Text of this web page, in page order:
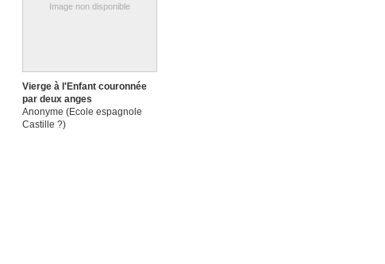
Image non disponible
Vierge à l'Enfant couronnée
par deux anges
Anonyme (Ecole espagnole
Castille ?)